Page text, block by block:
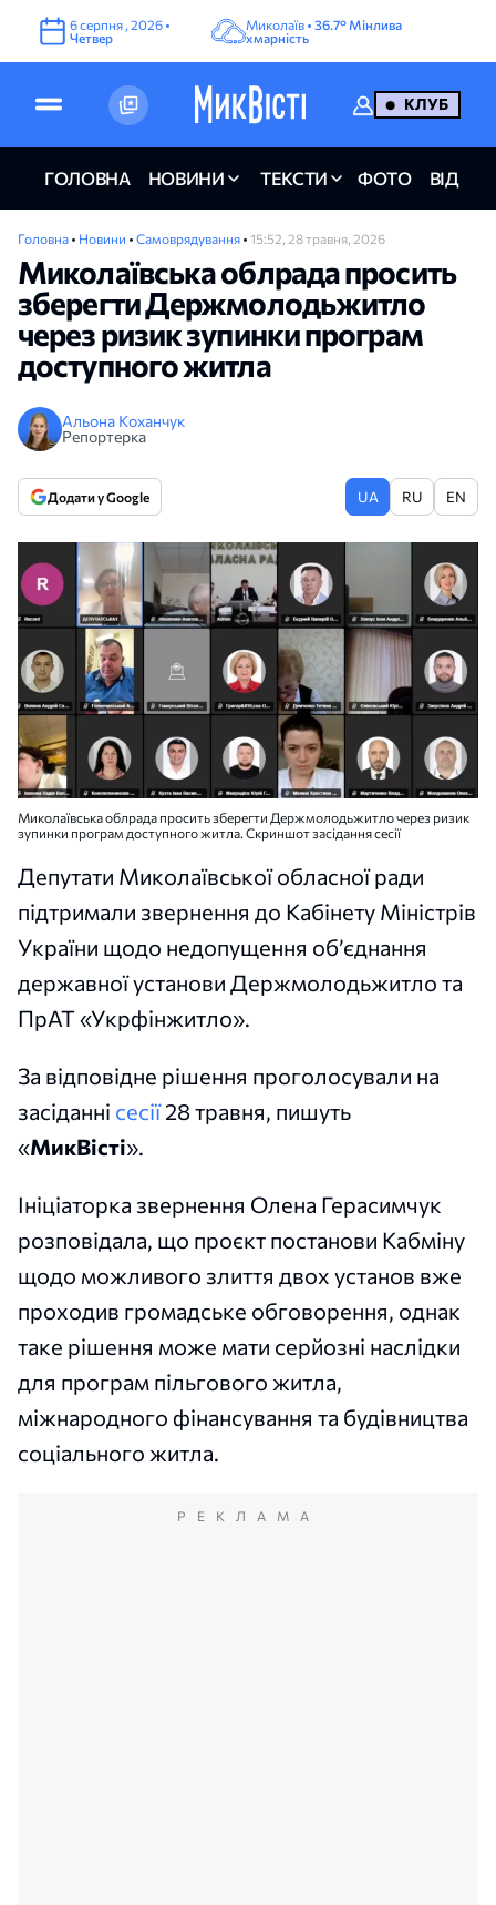
6серпня ,2026 •
Четвер
Миколаїв •36.7° Мінлива
хмарність
КЛУБ
ГОЛОВНА НОВИНИ ТЕКСТИ ФОТО ВІДЕО
Головна • Новини • Самоврядування • 15:52, 28 травня, 2026
Миколаївська облрада просить
зберегти Держмолодьжитло
через ризик зупинки програм
доступного житла
Альона Коханчук
Репортерка
Додати у Google UA RU EN
Миколаївська облрада просить зберегти Держмолодьжитло через ризик
зупинки програм доступного житла. Скриншот засідання сесії
Депутати Миколаївської обласної ради
підтримали звернення до Кабінету Міністрів
України щодо недопущення об’єднання
державної установи Держмолодьжитло та
ПрАТ «Укрфінжитло».
За відповідне рішення проголосували на
засіданні сесії28 травня, пишуть
«МикВісті».
Ініціаторка звернення Олена Герасимчук
розповідала, що проєкт постанови Кабміну
щодо можливого злиття двох установ вже
проходив громадське обговорення, однак
таке рішення може мати серйозні наслідки
для програм пільгового житла,
міжнародного фінансування та будівництва
соціального житла.
РЕКЛАМА